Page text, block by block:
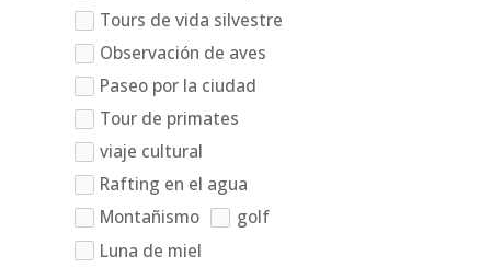
Tours de vida silvestre
Observación de aves
Paseo por la ciudad
Tour de primates
viaje cultural
Rafting en el agua
Montañismo
golf
Luna de miel